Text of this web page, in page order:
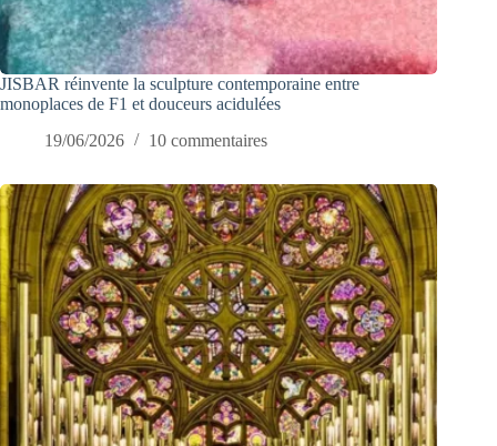
JISBAR réinvente la sculpture contemporaine entre
monoplaces de F1 et douceurs acidulées
19/06/2026
10 commentaires